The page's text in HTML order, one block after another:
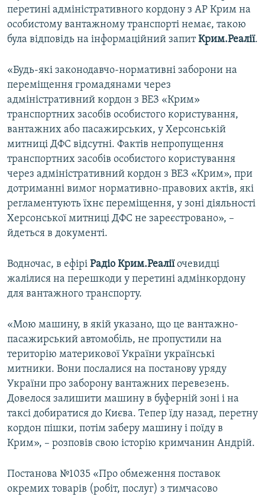
перетині адміністративного кордону з АР Крим на
особистому вантажному транспорті немає, такою
була відповідь на інформаційний запитКрим.Реалії.
«Будь-які законодавчо-нормативні заборони на
переміщення громадянами через
адміністративний кордон з ВЕЗ «Крим»
транспортних засобів особистого користування,
вантажних або пасажирських, у Херсонській
митниці ДФС відсутні. Фактів непропущення
транспортних засобів особистого користування
через адміністративний кордон з ВЕЗ «Крим», при
дотриманні вимог нормативно-правових актів, які
регламентують їхнє переміщення, у зоні діяльності
Херсонської митниці ДФС не зареєстровано», –
йдеться в документі.
Водночас, в ефірі Радіо Крим.Реаліїочевидці
жалілися на перешкоди у перетині адмінкордону
для вантажного транспорту.
«Мою машину, в якій указано, що це вантажно-
пасажирський автомобіль, не пропустили на
територію материкової України українські
митники. Вони послалися на постанову уряду
України про заборону вантажних перевезень.
Довелося залишити машину в буферній зоні і на
таксі добиратися до Києва. Тепер їду назад, перетну
кордон пішки, потім заберу машину і поїду в
Крим», – розповів свою історію кримчанин Андрій.
Постанова №1035 «Про обмеження поставок
окремих товарів (робіт, послуг) з тимчасово